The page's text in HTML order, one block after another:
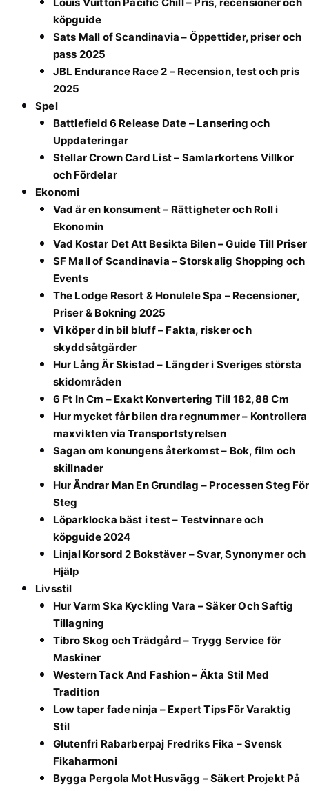
köpguide
Sats Mall of Scandinavia – Öppettider, priser och
pass 2025
JBL Endurance Race 2 – Recension, test och pris
2025
Spel
Battlefield 6 Release Date – Lansering och
Uppdateringar
Stellar Crown Card List – Samlarkortens Villkor
och Fördelar
Ekonomi
Vad är en konsument – Rättigheter och Roll i
Ekonomin
Vad Kostar Det Att Besikta Bilen – Guide Till Priser
SF Mall of Scandinavia – Storskalig Shopping och
Events
The Lodge Resort & Honulele Spa – Recensioner,
Priser & Bokning 2025
Vi köper din bil bluff – Fakta, risker och
skyddsåtgärder
Hur Lång Är Skistad – Längder i Sveriges största
skidområden
6 Ft In Cm – Exakt Konvertering Till 182,88 Cm
Hur mycket får bilen dra regnummer – Kontrollera
maxvikten via Transportstyrelsen
Sagan om konungens återkomst – Bok, film och
skillnader
Hur Ändrar Man En Grundlag – Processen Steg För
Steg
Löparklocka bäst i test – Testvinnare och
köpguide 2024
Linjal Korsord 2 Bokstäver – Svar, Synonymer och
Hjälp
Livsstil
Hur Varm Ska Kyckling Vara – Säker Och Saftig
Tillagning
Tibro Skog och Trädgård – Trygg Service för
Maskiner
Western Tack And Fashion – Äkta Stil Med
Tradition
Low taper fade ninja – Expert Tips För Varaktig
Stil
Glutenfri Rabarberpaj Fredriks Fika – Svensk
Fikaharmoni
Bygga Pergola Mot Husvägg – Säkert Projekt På